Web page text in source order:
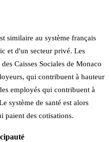
similaire au système français
et d'un secteur privé. Les
Caisses Sociales de Monaco
qui contribuent à hauteur
employés qui contribuent à
système de santé est alors
paient des cotisations.